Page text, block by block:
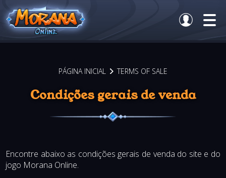
PÁGINA INICIAL TERMS OF SALE
Condições gerais de venda
Encontre abaixo as condições gerais de venda do site e do
jogo Morana Online.